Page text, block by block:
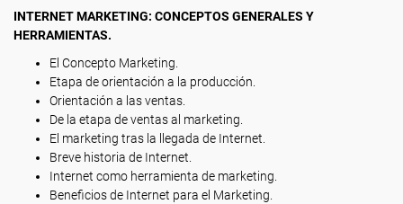
INTERNET MARKETING: CONCEPTOS GENERALES Y
HERRAMIENTAS.
El Concepto Marketing.
Etapa de orientación a la producción.
Orientación a las ventas.
De la etapa de ventas al marketing.
El marketing tras la llegada de Internet.
Breve historia de Internet.
Internet como herramienta de marketing.
Beneficios de Internet para el Marketing.